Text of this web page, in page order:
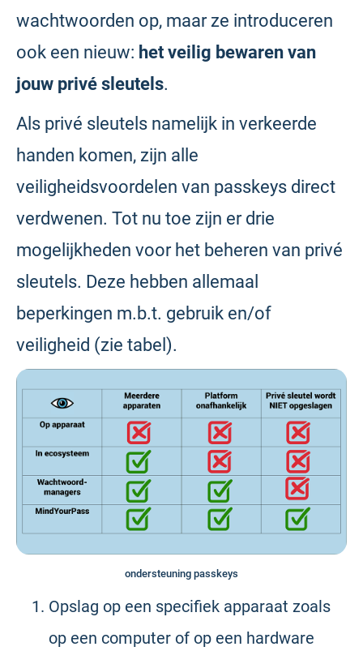
wachtwoorden op, maar ze introduceren
ook een nieuw: het veilig bewaren van
jouw privé sleutels.
Als privé sleutels namelijk in verkeerde
handen komen, zijn alle
veiligheidsvoordelen van passkeys direct
verdwenen. Tot nu toe zijn er drie
mogelijkheden voor het beheren van privé
sleutels. Deze hebben allemaal
beperkingen m.b.t. gebruik en/of
veiligheid (zie tabel).
ondersteuning passkeys
Opslag op een specifiek apparaat zoals
op een computer of op een hardware